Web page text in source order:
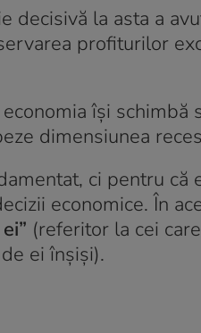
decisivă la asta a
profiturilor
își schimbă
dimensiunea
ci pentru că
economice. În
(referitor la cei
ei înșiși).